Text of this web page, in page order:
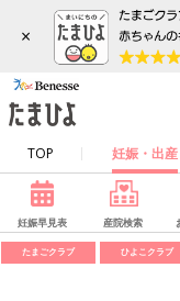
×
TOP 妊娠・出産
妊娠早見表 産院検索
たまごクラブ ひよこクラブ